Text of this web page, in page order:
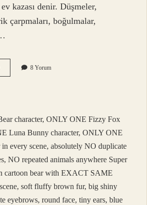
kazası denir. Düşmeler,
çarpmaları, boğulmalar,
Ev
Kazaları
8 Yorum
character, ONLY ONE Fizzy Fox
Luna Bunny character, ONLY ONE
every scene, absolutely NO duplicate
NO repeated animals anywhere Super
cartoon bear with EXACT SAME
soft fluffy brown fur, big shiny
eyebrows, round face, tiny ears, blue